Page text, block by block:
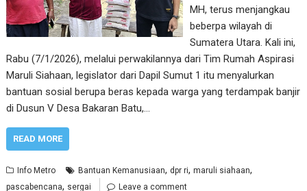
MH, terus menjangkau
beberpa wilayah di
Sumatera Utara. Kali ini,
Rabu (7/1/2026), melalui perwakilannya dari Tim Rumah Aspirasi
Maruli Siahaan, legislator dari Dapil Sumut 1 itu menyalurkan
bantuan sosial berupa beras kepada warga yang terdampak banjir
di Dusun V Desa Bakaran Batu,…
READ MORE
Info Metro Bantuan Kemanusiaan, dpr ri,maruli siahaan,
pascabencana, sergai Leave a comment